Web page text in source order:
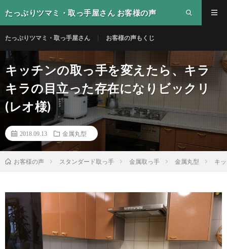
たっぷりツマミ・取っ手屋さん お客様の声
たっぷりツマミ・取っ手屋さん お客様の声もくじ
キッチンの取っ手を変えたら、キラ
キラの目立った存在になりビックリ
(レオ様)
2018.09.13 金属丸型
お客様の声 スタンダード取っ手 金属取っ手 金属丸型 キ